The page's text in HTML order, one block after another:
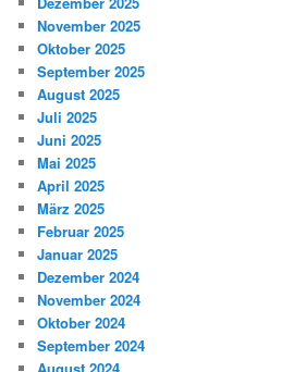
November 2025
Oktober 2025
September 2025
August 2025
Juli 2025
Juni 2025
Mai 2025
April 2025
März 2025
Februar 2025
Januar 2025
Dezember 2024
November 2024
Oktober 2024
September 2024
August 2024